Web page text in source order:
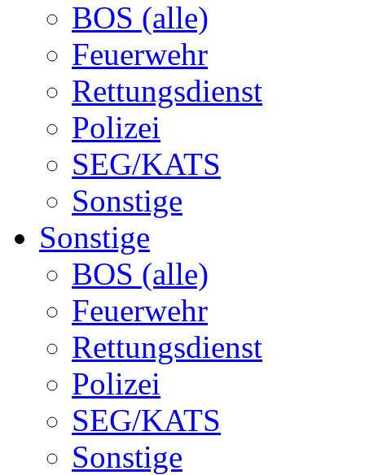
BOS (alle)
Feuerwehr
Rettungsdienst
Polizei
SEG/KATS
Sonstige
Sonstige
BOS (alle)
Feuerwehr
Rettungsdienst
Polizei
SEG/KATS
Sonstige